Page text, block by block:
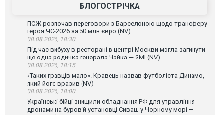
БЛОГОСТРІЧКА
ПСЖ розпочав переговори з Барселоною щодо трансферу
героя ЧС-2026 за 50 млн євро (NV)
08.08.2026, 18:30
Під час вибуху в ресторані в центрі Москви могла загинути
ще одна родичка генерала Чайка — ЗМІ (NV)
08.08.2026, 18:15
«Таких гравців мало». Кравець назвав футболіста Динамо,
який його вразив (NV)
08.08.2026, 18:00
Українські бійці знищили обладнання РФ для управління
дронами на буровій установці Сиваш у Чорному морі —